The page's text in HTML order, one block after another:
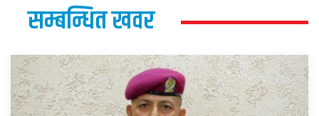
सम्बन्धित खवर